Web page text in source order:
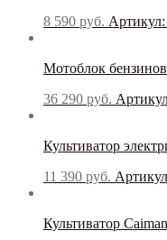
8 590 руб.
Мотоблок
36 290 руб.
Культиватор
11 390 руб.
Культиватор